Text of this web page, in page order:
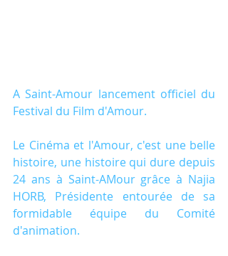
A Saint-Amour lancement officiel du
Festival du Film d'Amour.
Le Cinéma et l'Amour, c'est une belle
histoire, une histoire qui dure depuis
24 ans à Saint-AMour grâce à Najia
HORB, Présidente entourée de sa
formidable équipe du Comité
d'animation.